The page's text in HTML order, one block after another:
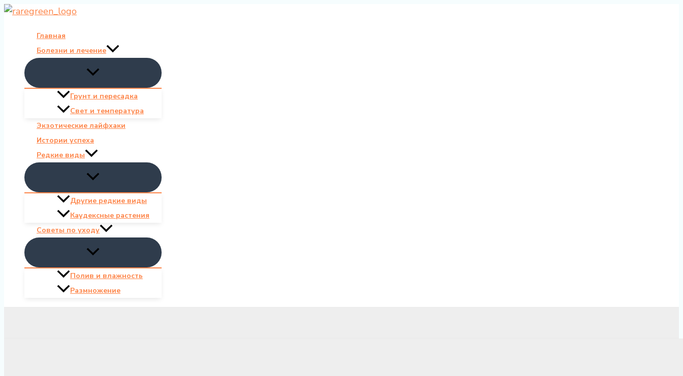
Перейти
содержимому
Главная
Болезни и лечение
Грунт и пересадка
Свет и температура
Экзотические лайфхаки
Истории успеха
Редкие виды
Другие редкие виды
Каудексные растения
Советы по уходу
Полив и влажность
Размножение